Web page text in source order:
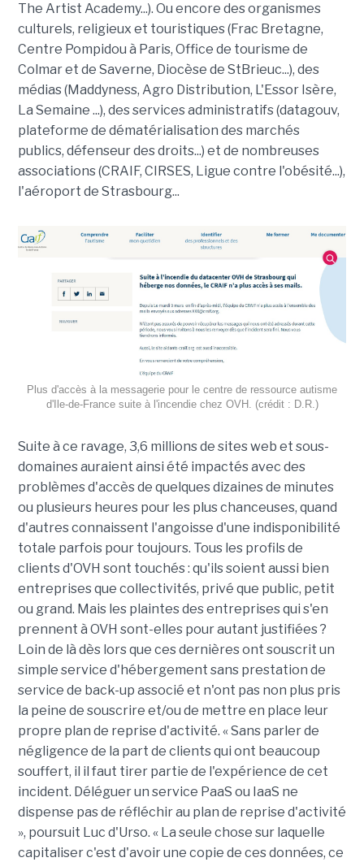
The Artist Academy...). Ou encore des organismes
culturels, religieux et touristiques (Frac Bretagne,
Centre Pompidou à Paris, Office de tourisme de
Colmar et de Saverne, Diocèse de StBrieuc...), des
médias (Maddyness, Agro Distribution, L'Essor Isère,
La Semaine ...), des services administratifs (datagouv,
plateforme de dématérialisation des marchés
publics, défenseur des droits...) et de nombreuses
associations (CRAIF, CIRSES, Ligue contre l'obésité...),
l'aéroport de Strasbourg...
Plus d'accès à la messagerie pour le centre de ressource autisme
d'Ile-de-France suite à l'incendie chez OVH. (crédit : D.R.)
Suite à ce ravage, 3,6 millions de sites web et sous-
domaines auraient ainsi été impactés avec des
problèmes d'accès de quelques dizaines de minutes
ou plusieurs heures pour les plus chanceuses, quand
d'autres connaissent l'angoisse d'une indisponibilité
totale parfois pour toujours. Tous les profils de
clients d'OVH sont touchés : qu'ils soient aussi bien
entreprises que collectivités, privé que public, petit
ou grand. Mais les plaintes des entreprises qui s'en
prennent à OVH sont-elles pour autant justifiées ?
Loin de là dès lors que ces dernières ont souscrit un
simple service d'hébergement sans prestation de
service de back-up associé et n'ont pas non plus pris
la peine de souscrire et/ou de mettre en place leur
propre plan de reprise d'activité. « Sans parler de
négligence de la part de clients qui ont beaucoup
souffert, il il faut tirer partie de l'expérience de cet
incident. Déléguer un service PaaS ou IaaS ne
dispense pas de réfléchir au plan de reprise d'activité
», poursuit Luc d'Urso. « La seule chose sur laquelle
capitaliser c'est d'avoir une copie de ces données, ce